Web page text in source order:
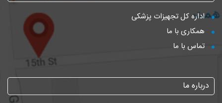
اداره کل تجهیزات پزشکی
همکاری با ما
تماس با ما
درباره ما